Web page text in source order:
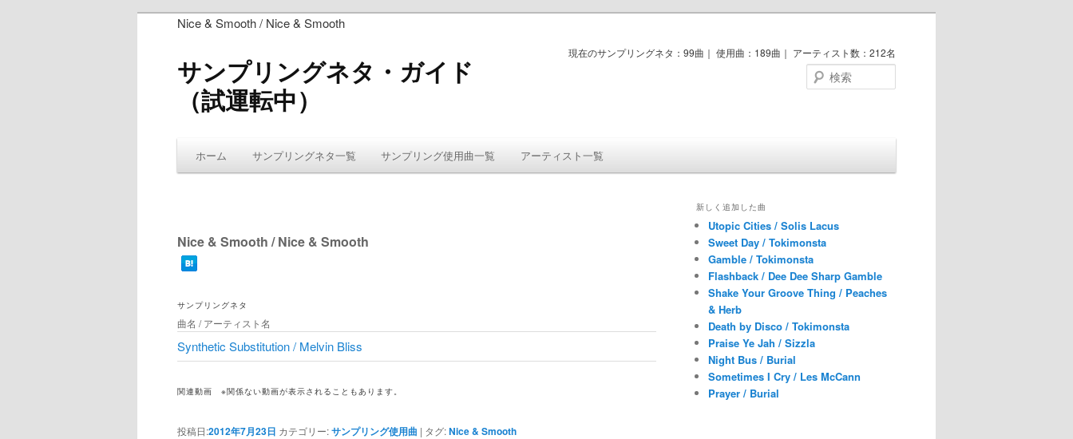
Nice & Smooth / Nice & Smooth
サンプリングネタ・ガイド
（試運転中）
現在のサンプリングネタ：99曲｜ 使用曲：189曲｜ アーティスト数：212名
検索
ホーム サンプリングネタ一覧 サンプリング使用曲一覧 アーティスト一覧
Nice & Smooth / Nice & Smooth
サンプリングネタ
曲名 / アーティスト名
Synthetic Substitution / Melvin Bliss
関連動画 ※関係ない動画が表示されることもあります。
投稿日:2012年7月23日 カテゴリー:サンプリング使用曲 | タグ:Nice & Smooth
新しく追加した曲
Utopic Cities / Solis Lacus
Sweet Day / Tokimonsta
Gamble / Tokimonsta
Flashback / Dee Dee Sharp Gamble
Shake Your Groove Thing / Peaches
& Herb
Death by Disco / Tokimonsta
Praise Ye Jah / Sizzla
Night Bus / Burial
Sometimes I Cry / Les McCann
Prayer / Burial